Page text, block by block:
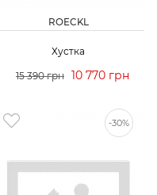
ROECKL
Хустка
15 390 грн 10 770 грн
-30%